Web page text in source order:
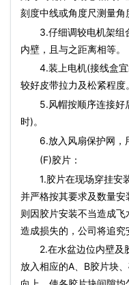
刻度中线或角度尺测量角
3.仔细调较电机架组
内壁，且与之距离相等。
4.装上电机(接线盒宜
较好皮带拉力及松紧程度。
5.风帽按顺序连接好
时)。
6.放入风扇保护网，用
(F)胶片：
1.胶片在现场穿挂安装
并严格按其要求及数量
则因胶片安装不当造成
造成损失的，公司将追
2.在水盆边位内壁及
放入相应的A、B胶片块